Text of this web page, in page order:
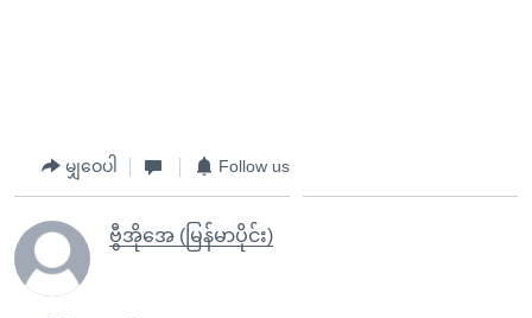
မျှဝေပါ Follow us
ဗွီအိုအေ (မြန်မာပိုင်း)